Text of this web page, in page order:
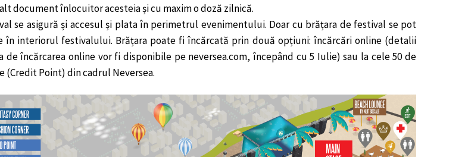
document înlocuitor acesteia și cu maxim o doză zilnică.
se asigură și accesul și plata în perimetrul evenimentului. Doar cu brățara de festival se pot
în interiorul festivalului. Brățara poate fi încărcată prin două opțiuni: încărcări online (detalii
de încărcarea online vor fi disponibile pe neversea.com, începând cu 5 Iulie) sau la cele 50 de
(Credit Point) din cadrul Neversea.